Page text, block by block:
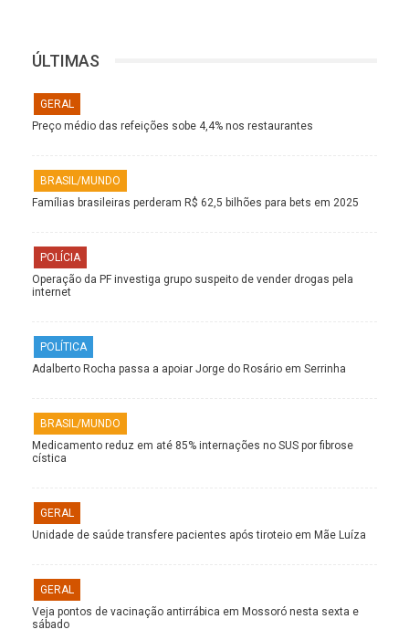
ÚLTIMAS
GERAL
Preço médio das refeições sobe 4,4% nos restaurantes
BRASIL/MUNDO
Famílias brasileiras perderam R$ 62,5 bilhões para bets em 2025
POLÍCIA
Operação da PF investiga grupo suspeito de vender drogas pela
internet
POLÍTICA
Adalberto Rocha passa a apoiar Jorge do Rosário em Serrinha
BRASIL/MUNDO
Medicamento reduz em até 85% internações no SUS por fibrose
cística
GERAL
Unidade de saúde transfere pacientes após tiroteio em Mãe Luíza
GERAL
Veja pontos de vacinação antirrábica em Mossoró nesta sexta e
sábado